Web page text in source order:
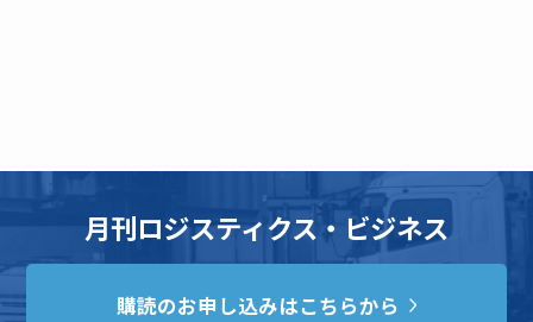
月刊ロジスティクス・ビジネス
購読のお申し込みはこちらから